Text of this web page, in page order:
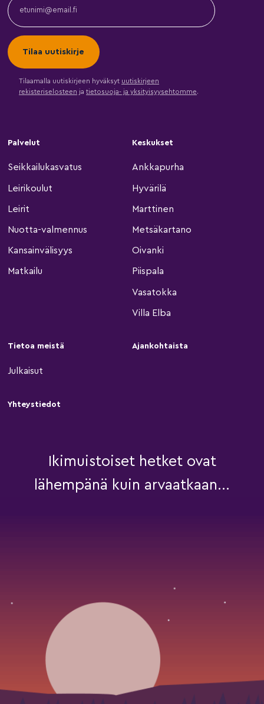
Tilaamalla uutiskirjeen hyväksyt uutiskirjeen
rekisteriselosteen ja tietosuoja- ja yksityisyysehtomme.
Palvelut
Seikkailukasvatus
Leirikoulut
Leirit
Nuotta-valmennus
Kansainvälisyys
Matkailu
Keskukset
Ankkapurha
Hyvärilä
Marttinen
Metsäkartano
Oivanki
Piispala
Vasatokka
Villa Elba
Tietoa meistä
Julkaisut
Ajankohtaista
Yhteystiedot
Ikimuistoiset hetket ovat
lähempänä kuin arvaatkaan...